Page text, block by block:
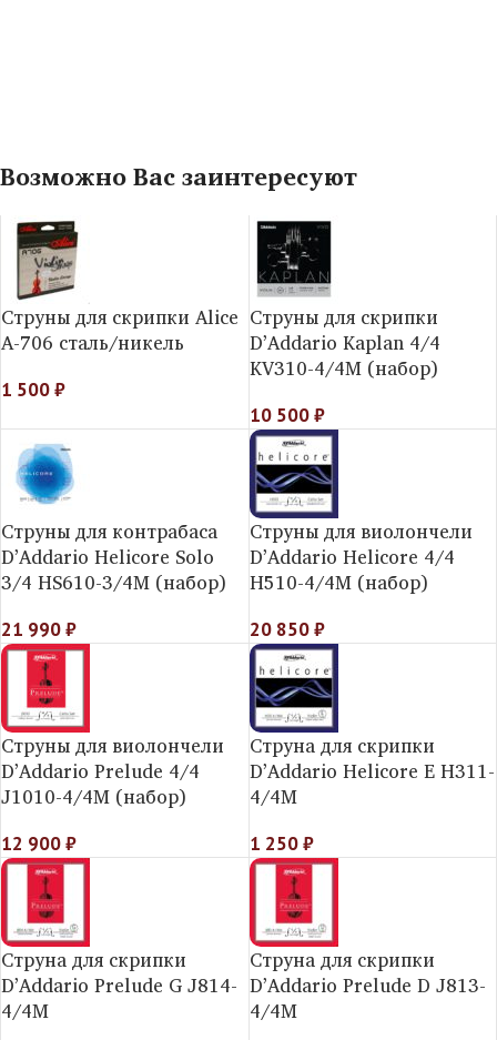
Возможно Вас заинтересуют
Струны для скрипки Alice
А-706 сталь/никель
1 500₽
Струны для скрипки
D’Addario Kaplan 4/4
KV310-4/4M (набор)
10 500₽
Струны для контрабаса
D’Addario Helicorе Solo
3/4 HS610-3/4M (набор)
21 990₽
Струны для виолончели
D’Addario Helicore 4/4
H510-4/4M (набор)
20 850₽
Струны для виолончели
D’Addario Prelude 4/4
J1010-4/4M (набор)
12 900₽
Струна для скрипки
D’Addario Helicore E H311-
4/4M
1 250₽
Струна для скрипки
D’Addario Prelude G J814-
4/4M
Струна для скрипки
D’Addario Prelude D J813-
4/4M